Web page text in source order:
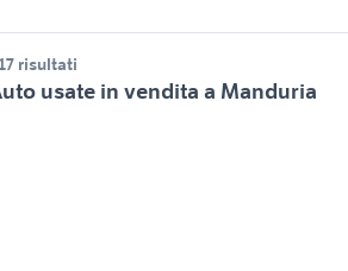
risultati
usate in vendita a Manduria